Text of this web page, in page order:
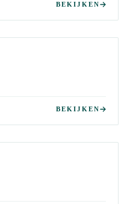
BEKIJKEN
BEKIJKEN